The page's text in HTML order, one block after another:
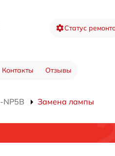
Статус
Контакты Отзывы
NP5B Замена лампы